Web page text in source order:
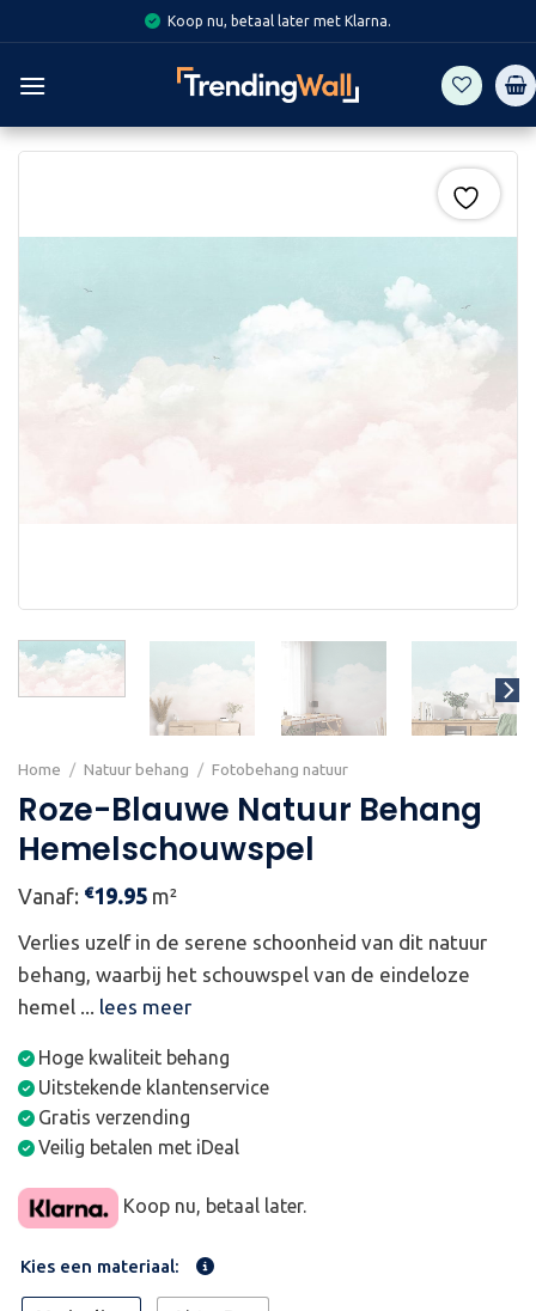
to
content
Koop nu, betaal later met Klarna.
Home / Natuur behang / Fotobehang natuur
Roze-Blauwe Natuur Behang
Hemelschouwspel
Vanaf: €19.95 m²
Verlies uzelf in de serene schoonheid van dit natuur
behang, waarbij het schouwspel van de eindeloze
hemel ... lees meer
Hoge kwaliteit behang
Uitstekende klantenservice
Gratis verzending
Veilig betalen met iDeal
Koop nu, betaal later.
Kies een materiaal: